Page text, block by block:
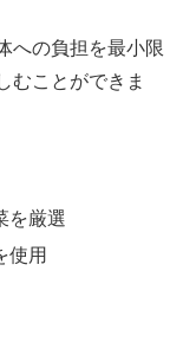
への負担を最小限
むことができま
を厳選
使用